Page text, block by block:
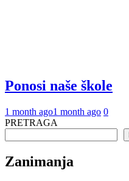
Ponosi naše škole
1 month ago1 month ago 0
PRETRAGA
Zanimanja